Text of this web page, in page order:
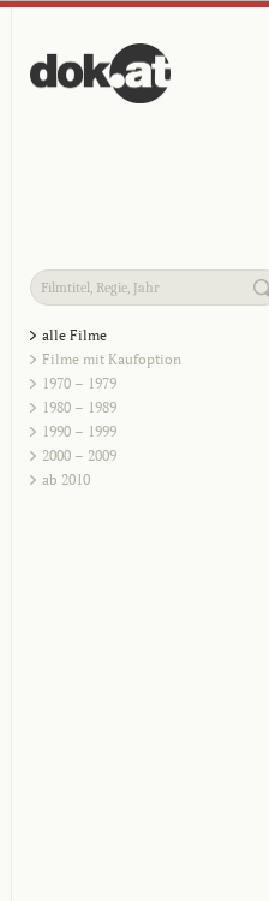
alle Filme
Filme mit Kaufoption
1970 – 1979
1980 – 1989
1990 – 1999
2000 – 2009
ab 2010